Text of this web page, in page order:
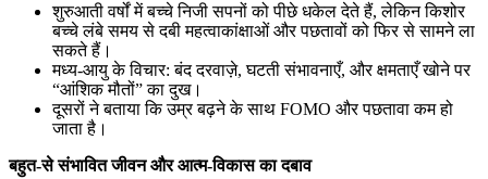
शुरुआती वर्षों में बच्चे निजी सपनों को पीछे धकेल देते हैं, लेकिन किशोर
बच्चे लंबे समय से दबी महत्वाकांक्षाओं और पछतावों को फिर से सामने ला
सकते हैं।
मध्य-आयु के विचार: बंद दरवाज़े, घटती संभावनाएँ, और क्षमताएँ खोने पर
“आंशिक मौतों” का दुख।
दूसरों ने बताया कि उम्र बढ़ने के साथ FOMO और पछतावा कम हो
जाता है।
बहुत-से संभावित जीवन और आत्म-विकास का दबाव